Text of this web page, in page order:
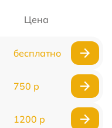
Цена
бесплатно
750 р
1200 р